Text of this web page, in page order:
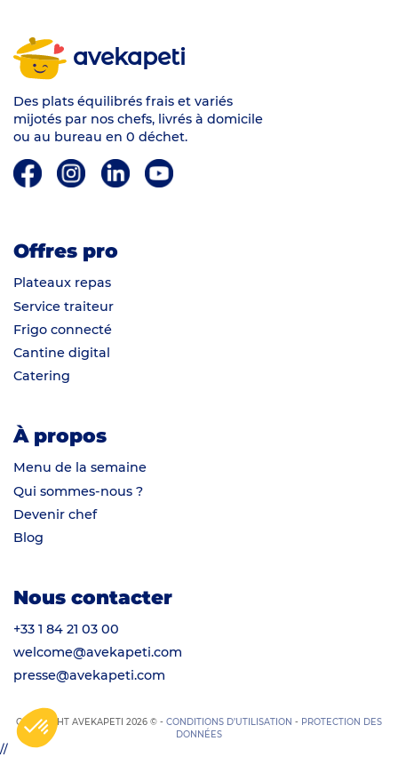
avekapeti
Des plats équilibrés frais et variés
mijotés par nos chefs, livrés à domicile
ou au bureau en 0 déchet.
Offres pro
Plateaux repas
Service traiteur
Frigo connecté
Cantine digital
Catering
À propos
Menu de la semaine
Qui sommes-nous ?
Devenir chef
Blog
Nous contacter
+33 1 84 21 03 00
welcome@avekapeti.com
presse@avekapeti.com
COPYRIGHT AVEKAPETI 2026 © - CONDITIONS D’UTILISATION - PROTECTION DES
DONNÉES
//